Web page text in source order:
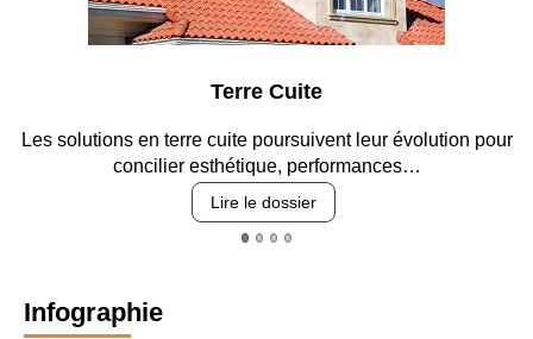
Terre Cuite
Les solutions en terre cuite poursuivent leur évolution pour
concilier esthétique, performances…
Lire le dossier
Infographie